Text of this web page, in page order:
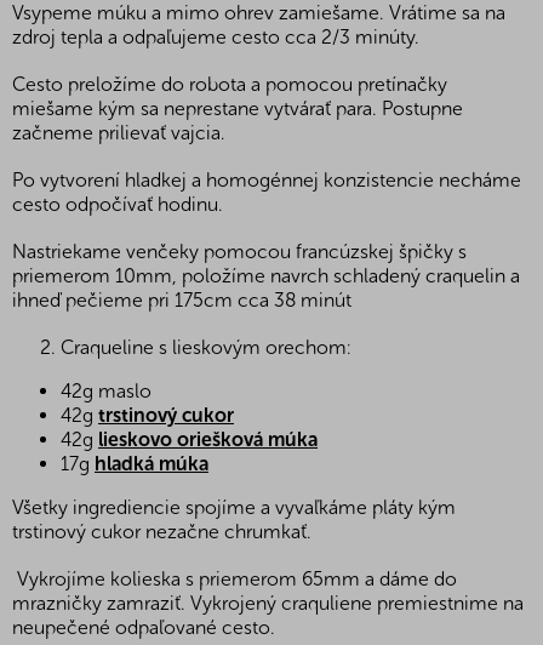
Vsypeme múku a mimo ohrev zamiešame. Vrátime sa na
zdroj tepla a odpaľujeme cesto cca 2/3 minúty.
Cesto preložíme do robota a pomocou pretínačky
miešame kým sa neprestane vytvárať para. Postupne
začneme prilievať vajcia.
Po vytvorení hladkej a homogénnej konzistencie necháme
cesto odpočívať hodinu.
Nastriekame venčeky pomocou francúzskej špičky s
priemerom 10mm, položíme navrch schladený craquelin a
ihneď pečieme pri 175cm cca 38 minút
Craqueline s lieskovým orechom:
42g maslo
42g trstinový cukor
42g lieskovo oriešková múka
17g hladká múka
Všetky ingrediencie spojíme a vyvaľkáme pláty kým
trstinový cukor nezačne chrumkať.
Vykrojíme kolieska s priemerom 65mm a dáme do
mrazničky zamraziť. Vykrojený craquliene premiestnime na
neupečené odpaľované cesto.